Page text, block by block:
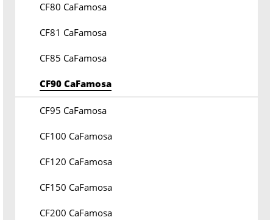
CF80 CaFamosa
CF81 CaFamosa
CF85 CaFamosa
CF90 CaFamosa
CF95 CaFamosa
CF100 CaFamosa
CF120 CaFamosa
CF150 CaFamosa
CF200 CaFamosa